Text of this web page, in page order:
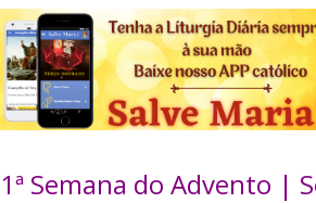
AS MELHORES MÚSICAS CATÓLICAS
BRINDES
QUERO DOAR
1ª Semana do Advento |